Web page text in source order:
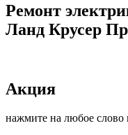
Ремонт
Ланд Крусер
Акция
нажмите на любое слово